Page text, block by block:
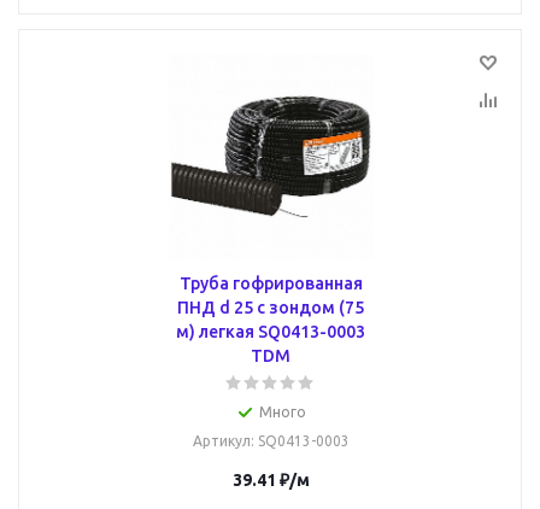
Труба гофрированная
ПНД d 25 с зондом (75
м) легкая SQ0413-0003
TDM
Много
Артикул: SQ0413-0003
39.41 ₽/м